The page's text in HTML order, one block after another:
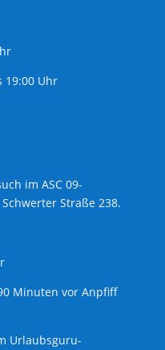
19:00 Uhr
im ASC 09-
Straße 238.
Minuten vor Anpfiff
Urlaubsguru-